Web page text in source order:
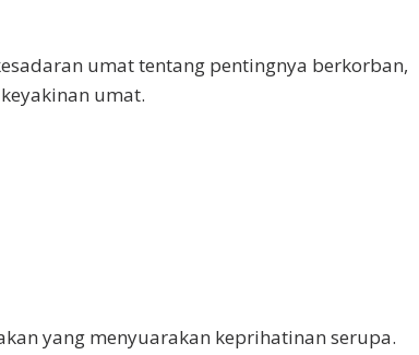
umat tentang pentingnya berkorban,
umat.
yang menyuarakan keprihatinan serupa.